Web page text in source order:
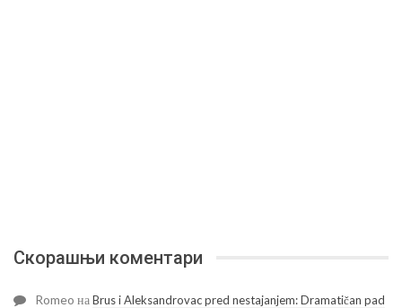
Скорашњи коментари
Romeo наBrus i Aleksandrovac pred nestajanjem: Dramatičan pad